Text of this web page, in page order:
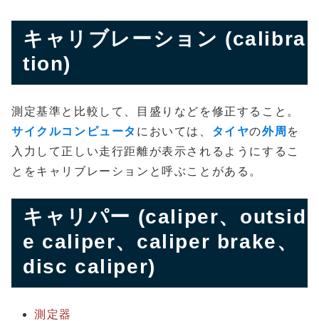
キャリブレーション (calibra
tion)
測定基準と比較して、目盛りなどを修正すること。
サイクルコンピュータ においては、 タイヤの外周 を
入力して正しい走行距離が表示されるようにするこ
とをキャリブレーションと呼ぶことがある。
キャリパー (caliper、outsid
e caliper、caliper brake、
disc caliper)
測定器